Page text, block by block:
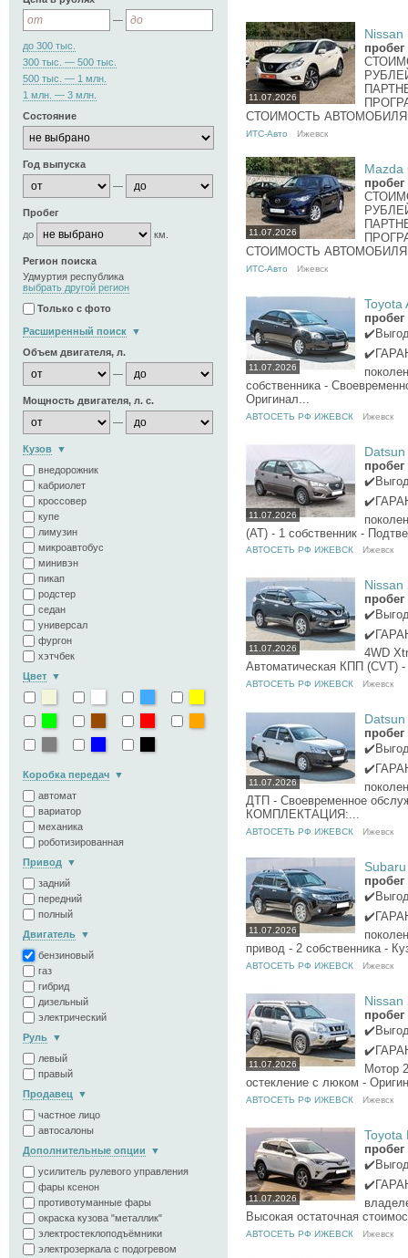
—
до 300 тыс.
300 тыс. — 500 тыс.
500 тыс. — 1 млн.
1 млн. — 3 млн.
Состояние
Год выпуска
—
Пробег
до
км.
Регион поиска
Удмуртия республика
выбрать другой регион
Только с фото
Расширенный поиск
Объем двигателя, л.
—
Мощность двигателя, л. с.
—
Кузов
внедорожник
кабриолет
кроссовер
купе
лимузин
микроавтобус
минивэн
пикап
родстер
седан
универсал
фургон
хэтчбек
Цвет
Коробка передач
автомат
вариатор
механика
роботизированная
Привод
задний
передний
полный
Двигатель
бензиновый
газ
гибрид
дизельный
электрический
Руль
левый
правый
Продавец
частное лицо
автосалоны
Дополнительные опции
усилитель рулевого управления
фары ксенон
противотуманные фары
окраска кузова "металлик"
электростеклоподъёмники
электрозеркала с подогревом
11.07.2026
Nissan
СТОИМОСТЬ АВТОМОБИЛЯ
ИТС-Авто Ижевск
11.07.2026
Mazda
СТОИМОСТЬ АВТОМОБИЛЯ
ИТС-Авто Ижевск
11.07.2026
Toyota
собственника -
Оригинал...
АВТОСЕТЬ РФ ИЖЕВСК Ижевск
11.07.2026
Datsun
(АТ) - 1 собственник -
АВТОСЕТЬ РФ ИЖЕВСК Ижевск
11.07.2026
Nissan
4WD
Автоматическая КПП (CVT) -
АВТОСЕТЬ РФ ИЖЕВСК Ижевск
11.07.2026
Datsun
ДТП - Своевременное
КОМПЛЕКТАЦИЯ:...
АВТОСЕТЬ РФ ИЖЕВСК Ижевск
11.07.2026
привод - 2 собственника -
АВТОСЕТЬ РФ ИЖЕВСК Ижевск
11.07.2026
Nissan
Мотор
остекление с люком -
АВТОСЕТЬ РФ ИЖЕВСК Ижевск
11.07.2026
Toyota
Высокая остаточная
АВТОСЕТЬ РФ ИЖЕВСК Ижевск